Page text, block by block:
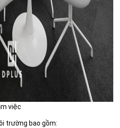
việc
trường bao gồm: